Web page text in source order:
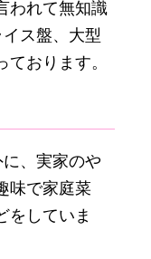
われて無知識
ス盤、大型
おります。
、実家のや
味で家庭菜
をしていま